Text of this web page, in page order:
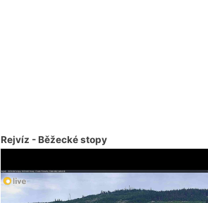
Rejvíz - Běžecké stopy